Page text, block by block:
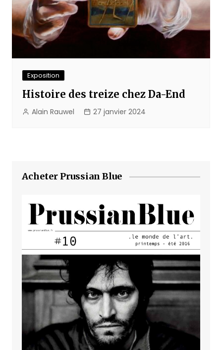
Exposition
Histoire des treize chez Da-End
Alain Rauwel 27 janvier 2024
Acheter Prussian Blue